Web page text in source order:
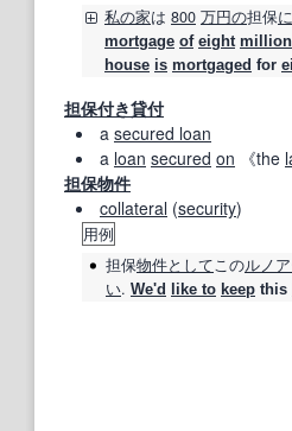
私の家は 800 万円の担保
mortgage of eight million
house is mortgaged for
担保付き貸付
a secured loan
a loan secured on 《the
担保物件
collateral (security)
用例
担保物件としてこのルノ
い. We'd like to keep this